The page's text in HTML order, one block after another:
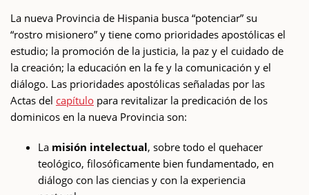
La nueva Provincia de Hispania busca “potenciar” su
“rostro misionero” y tiene como prioridades apostólicas el
estudio; la promoción de la justicia, la paz y el cuidado de
la creación; la educación en la fe y la comunicación y el
diálogo. Las prioridades apostólicas señaladas por las
Actas del capítulo para revitalizar la predicación de los
dominicos en la nueva Provincia son:
La misión intelectual, sobre todo el quehacer
teológico, filosóficamente bien fundamentado, en
diálogo con las ciencias y con la experiencia